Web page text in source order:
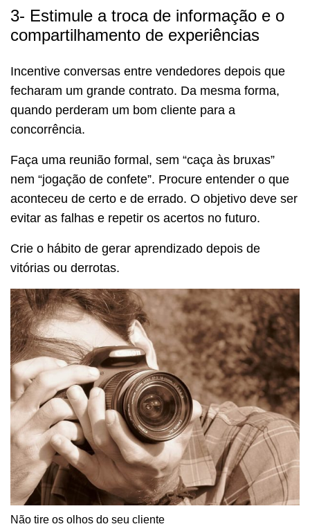
3- Estimule a troca de informação e o
compartilhamento de experiências
Incentive conversas entre vendedores depois que
fecharam um grande contrato. Da mesma forma,
quando perderam um bom cliente para a
concorrência.
Faça uma reunião formal, sem “caça às bruxas”
nem “jogação de confete”. Procure entender o que
aconteceu de certo e de errado. O objetivo deve ser
evitar as falhas e repetir os acertos no futuro.
Crie o hábito de gerar aprendizado depois de
vitórias ou derrotas.
Não tire os olhos do seu cliente